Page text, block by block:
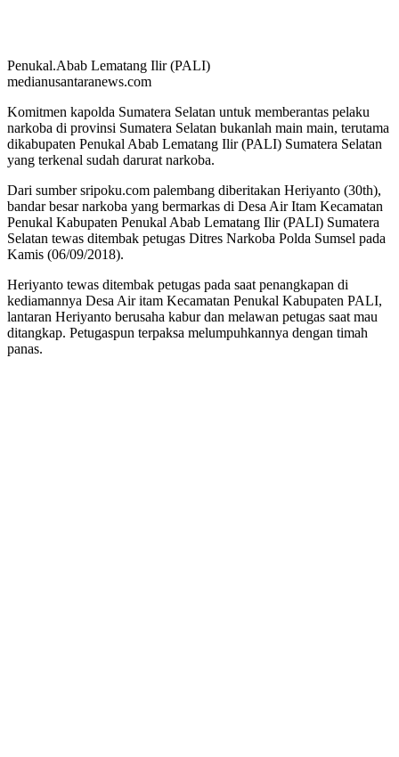
Penukal.Abab Lematang Ilir (PALI)
medianusantaranews.com
Komitmen kapolda Sumatera Selatan untuk memberantas pelaku
narkoba di provinsi Sumatera Selatan bukanlah main main, terutama
dikabupaten Penukal Abab Lematang Ilir (PALI) Sumatera Selatan
yang terkenal sudah darurat narkoba.
Dari sumber sripoku.com palembang diberitakan Heriyanto (30th),
bandar besar narkoba yang bermarkas di Desa Air Itam Kecamatan
Penukal Kabupaten Penukal Abab Lematang Ilir (PALI) Sumatera
Selatan tewas ditembak petugas Ditres Narkoba Polda Sumsel pada
Kamis (06/09/2018).
Heriyanto tewas ditembak petugas pada saat penangkapan di
kediamannya Desa Air itam Kecamatan Penukal Kabupaten PALI,
lantaran Heriyanto berusaha kabur dan melawan petugas saat mau
ditangkap. Petugaspun terpaksa melumpuhkannya dengan timah
panas.